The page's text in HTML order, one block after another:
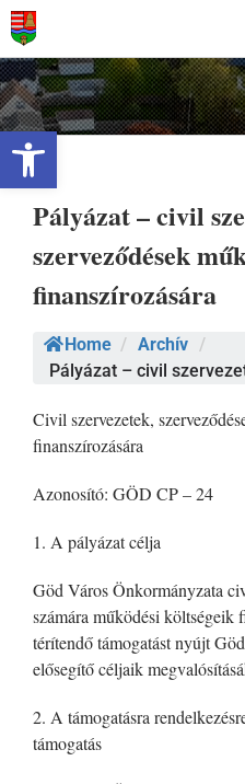
Eszköztár megnyitása
Kihagyás
Pályázat – civil
szerveződések
finanszírozására
Home / Archív /
Pályázat – civil
Civil szervezetek,
finanszírozására
Azonosító: GÖD CP – 24
1. A pályázat célja
Göd Város Önkormányzata
számára működési költségeik
térítendő támogatást nyújt
elősegítő céljaik
2. A támogatásra
támogatás